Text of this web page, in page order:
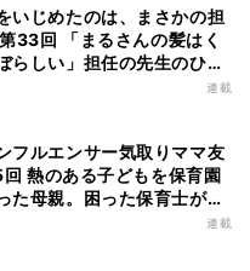
いじめたのは、まさかの担
33回 「まるさんの髪はく
らしい」担任の先生のひど
ックを受けるかと思いき連載
フルエンサー気取りママ友
熱のある子どもを保育園
た母親。困った保育士が職
みると…?
連載